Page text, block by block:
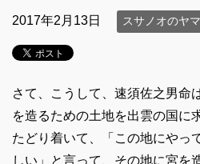
2017年2月13日 スサノオのヤ
さて、こうして、速須佐之男命
を造るための土地を出雲の国に
たどり着いて、「この地にやっ
しい」と言って、その地に宮を